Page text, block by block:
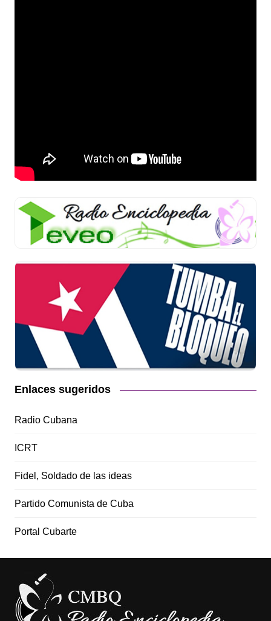
Enlaces sugeridos
Radio Cubana
ICRT
Fidel, Soldado de las ideas
Partido Comunista de Cuba
Portal Cubarte